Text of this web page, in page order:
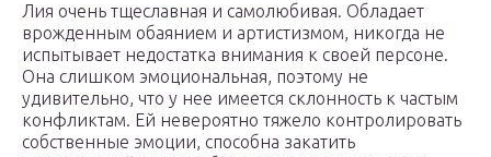
Лия очень тщеславная и самолюбивая. Обладает
врожденным обаянием и артистизмом, никогда не
испытывает недостатка внимания к своей персоне.
Она слишком эмоциональная, поэтому не
удивительно, что у нее имеется склонность к частым
конфликтам. Ей невероятно тяжело контролировать
собственные эмоции, способна закатить